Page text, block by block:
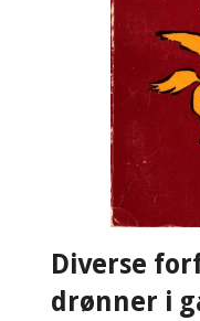
Diverse
drønner i